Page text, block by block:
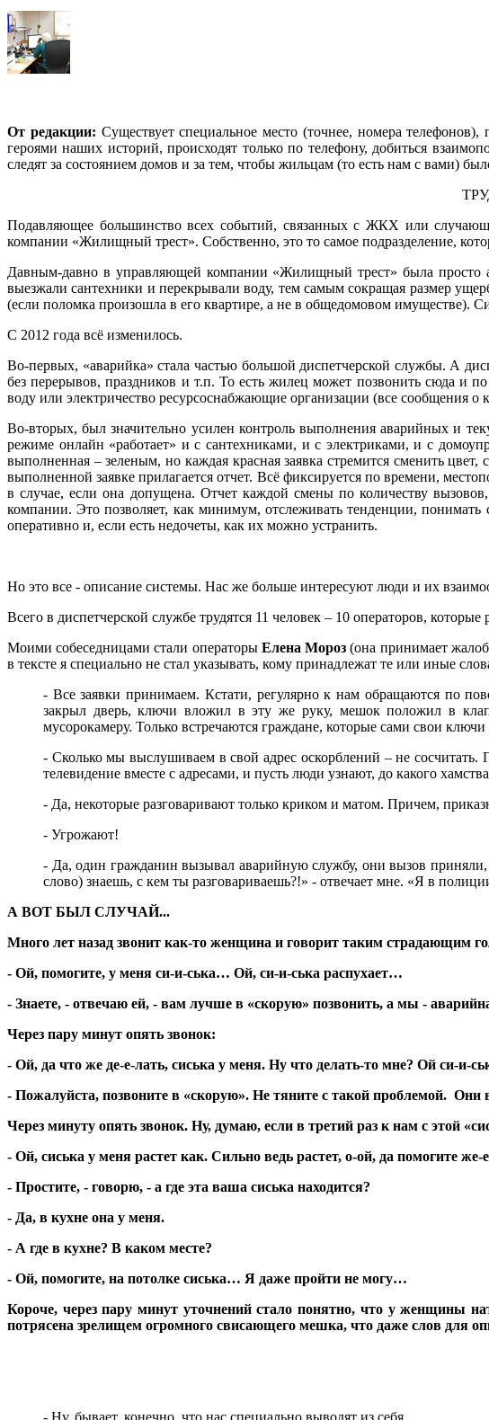
От редакции: Существует специальное место (точнее, номера
героями наших историй, происходят только по телефону, добиться
следят за состоянием домов и за тем, чтобы жильцам (то есть нам с вами)
Подавляющее большинство всех событий, связанных с ЖКХ или
компании «Жилищный трест». Собственно, это то самое подразделение,
Давным-давно в управляющей компании «Жилищный трест» была просто
выезжали сантехники и перекрывали воду, тем самым сокращая размер
(если поломка произошла в его квартире, а не в общедомовом имуществе).
С 2012 года всё изменилось.
Во-первых, «аварийка» стала частью большой диспетчерской службы. А
без перерывов, праздников и т.п. То есть жилец может позвонить сюда и
воду или электричество ресурсоснабжающие организации (все сообщения
Во-вторых, был значительно усилен контроль выполнения аварийных и
режиме онлайн «работает» и с сантехниками, и с электриками, и с
выполненная – зеленым, но каждая красная заявка стремится сменить
выполненной заявке прилагается отчет. Всё фиксируется по времени,
в случае, если она допущена. Отчет каждой смены по количеству
компании. Это позволяет, как минимум, отслеживать тенденции, понимать
оперативно и, если есть недочеты, как их можно устранить.
Но это все - описание системы. Нас же больше интересуют люди и их
Всего в диспетчерской службе трудятся 11 человек – 10 операторов,
Моими собеседницами стали операторы Елена Мороз (она принимает
в тексте я специально не стал указывать, кому принадлежат те или иные
- Все заявки принимаем. Кстати, регулярно к нам обращаются по
закрыл дверь, ключи вложил в эту же руку, мешок положил в
мусорокамеру. Только встречаются граждане, которые сами свои
- Сколько мы выслушиваем в свой адрес оскорблений – не сосчитать.
телевидение вместе с адресами, и пусть люди узнают, до какого
- Да, некоторые разговаривают только криком и матом. Причем,
- Угрожают!
- Да, один гражданин вызывал аварийную службу, они вызов приняли,
слово) знаешь, с кем ты разговариваешь?!» - отвечает мне. «Я в
А ВОТ БЫЛ СЛУЧАЙ...
Много лет назад звонит как-то женщина и говорит таким страдающим
- Ой, помогите, у меня си-и-ська… Ой, си-и-ська распухает…
- Знаете, - отвечаю ей, - вам лучше в «скорую» позвонить, а мы -
Через пару минут опять звонок:
- Ой, да что же де-е-лать, сиська у меня. Ну что делать-то мне? Ой си-и-
- Пожалуйста, позвоните в «скорую». Не тяните с такой проблемой. Они
Через минуту опять звонок. Ну, думаю, если в третий раз к нам с этой
- Ой, сиська у меня растет как. Сильно ведь растет, о-ой, да помогите же-
- Простите, - говорю, - а где эта ваша сиська находится?
- Да, в кухне она у меня.
- А где в кухне? В каком месте?
- Ой, помогите, на потолке сиська… Я даже пройти не могу…
Короче, через пару минут уточнений стало понятно, что у женщины
потрясена зрелищем огромного свисающего мешка, что даже слов для